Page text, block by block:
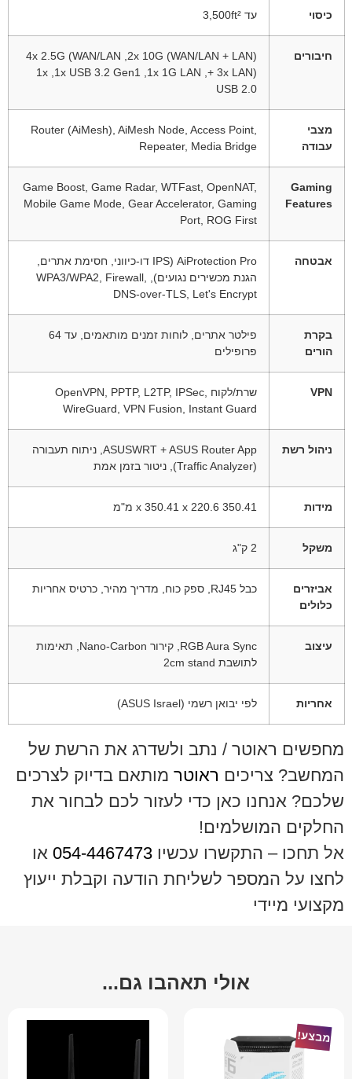
כיסוי עד 3,500ft²
חיבורים
‏2x 10G (WAN/LAN + LAN), ‏4x 2.5G (WAN/LAN
+ 3x LAN), ‏1x 1G LAN, ‏1x USB 3.2 Gen1, ‏1x
USB 2.0
מצבי
עבודה
Router (AiMesh), AiMesh Node, Access Point,
Repeater, Media Bridge
Gaming
Features
Game Boost, Game Radar, WTFast, OpenNAT,
Mobile Game Mode, Gear Accelerator, Gaming
Port, ROG First
אבטחה
AiProtection Pro (IPS דו-כיווני, חסימת אתרים,
הגנת מכשירים נגועים), WPA3/WPA2, Firewall,
DNS-over-TLS, Let's Encrypt
בקרת
הורים
פילטר אתרים, לוחות זמנים מותאמים, עד 64
פרופילים
VPN
שרת/לקוח OpenVPN, PPTP, L2TP, IPSec,
WireGuard, VPN Fusion, Instant Guard
ניהול רשת
ASUSWRT + ASUS Router App, ניתוח תעבורה
(Traffic Analyzer), ניטור בזמן אמת
מידות
משקל
אביזרים
כלולים
כבל RJ45, ספק כוח, מדריך מהיר, כרטיס אחריות
עיצוב
RGB Aura Sync, קירור Nano-Carbon, תאימות
לתושבת 2cm stand
אחריות לפי יבואן רשמי (ASUS Israel)
מחפשים ראוטר / נתב ולשדרג את הרשת של
המחשב? צריכים ראוטר מותאם בדיוק לצרכים
שלכם? אנחנו כאן כדי לעזור לכם לבחור את
החלקים המושלמים!
אל תחכו – התקשרו עכשיו 054-4467473 או
לחצו על המספר לשליחת הודעה וקבלת ייעוץ
מקצועי מיידי
אולי תאהבו גם...
מבצע!